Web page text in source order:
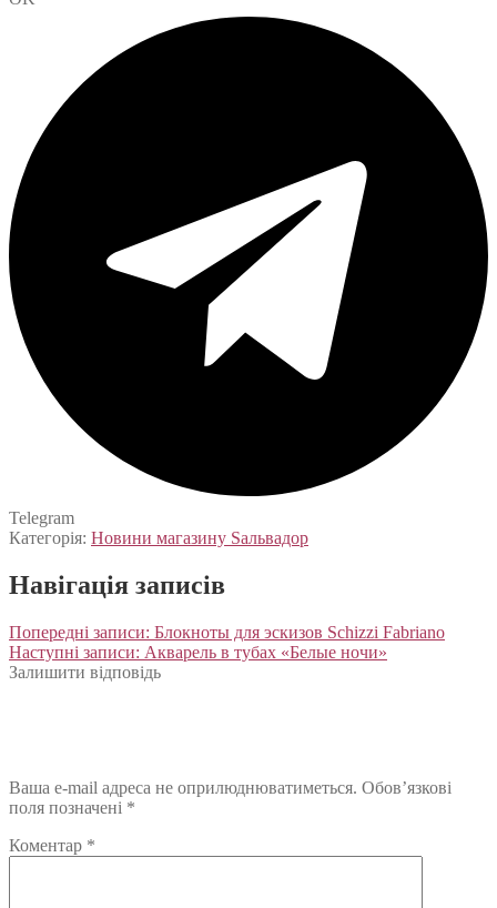
Telegram
Категорія: Новини магазину Sальвадор
Навігація записів
Попередні записи: Блокноты для эскизов Schizzi Fabriano
Наступні записи: Акварель в тубах «Белые ночи»
Залишити відповідь
Ваша e-mail адреса не оприлюднюватиметься. Обов’язкові
поля позначені *
Коментар *